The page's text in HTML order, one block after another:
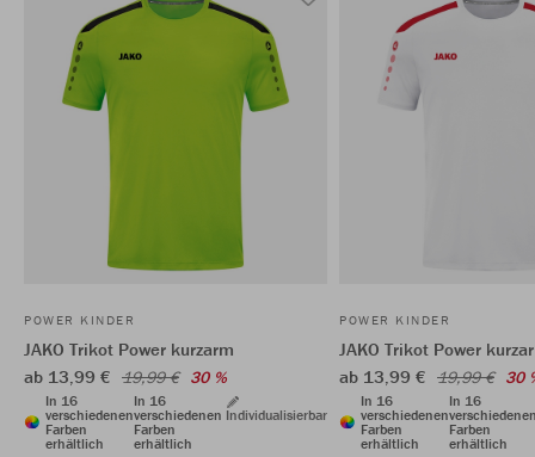
POWER KINDER
JAKO Trikot Power kurzarm
ab 13,99 € 19,99 € 30 %
In 16
verschiedenen
Farben
erhältlich
In 16
verschiedenen
Farben
erhältlich
Individualisierbar
POWER KINDER
JAKO Trikot Power
ab 13,99 € 19,99 € 30
In 16
verschiedenen
Farben
erhältlich
In 16
Farben
erhältlich